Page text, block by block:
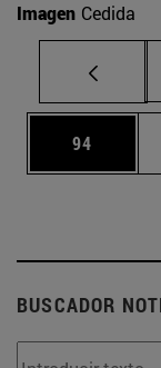
Imagen Cedida
Página
94
BUSCADOR